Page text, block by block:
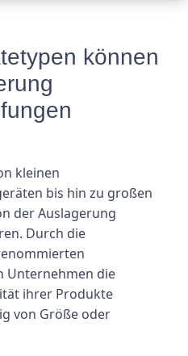
können
kleinen
bis hin zu großen
der Auslagerung
Durch die
Unternehmen die
ihrer Produkte
von Größe oder